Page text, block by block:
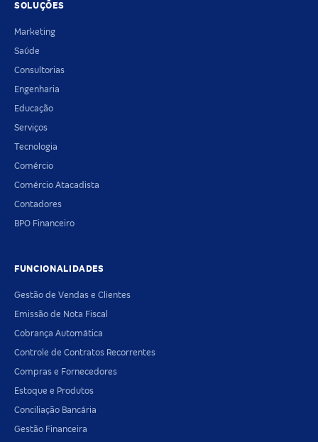
SOLUÇÕES
Marketing
Saúde
Consultorias
Engenharia
Educação
Serviços
Tecnologia
Comércio
Comércio Atacadista
Contadores
BPO Financeiro
FUNCIONALIDADES
Gestão de Vendas e Clientes
Emissão de Nota Fiscal
Cobrança Automática
Controle de Contratos Recorrentes
Compras e Fornecedores
Estoque e Produtos
Conciliação Bancária
Gestão Financeira